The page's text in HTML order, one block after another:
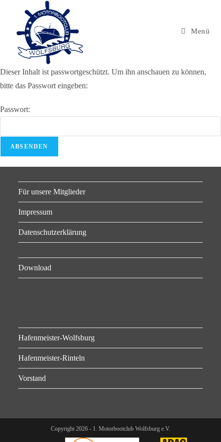
Menü
Dieser Inhalt ist passwortgeschützt. Um ihn anschauen zu können,
bitte das Passwort eingeben:
Passwort:
Für unsere Mitglieder
Impressum
Datenschutzerklärung
Download
Hafenmeister-Wolfsburg
Hafenmeister-Rinteln
Vorstand
Copyright 2026 - 1. Motorbootclub Wolfsburg e.V.